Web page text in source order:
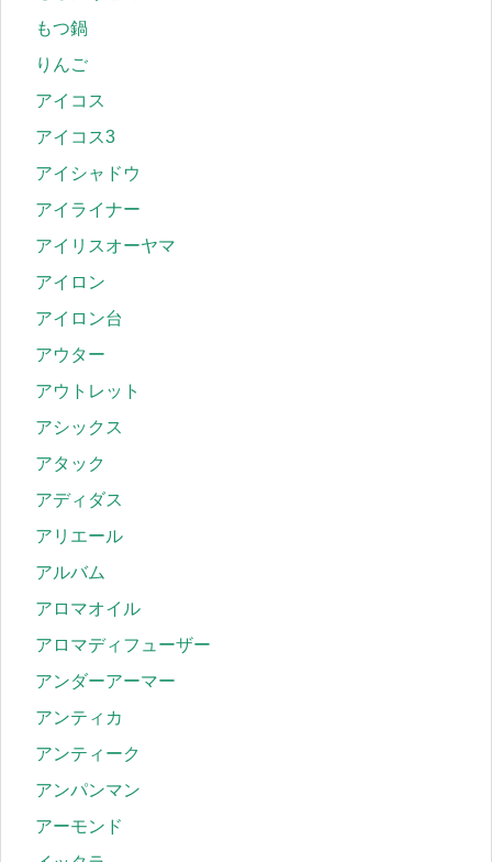
もつ鍋
りんご
アイコス
アイコス3
アイシャドウ
アイライナー
アイリスオーヤマ
アイロン
アイロン台
アウター
アウトレット
アシックス
アタック
アディダス
アリエール
アルバム
アロマオイル
アロマディフューザー
アンダーアーマー
アンティカ
アンティーク
アンパンマン
アーモンド